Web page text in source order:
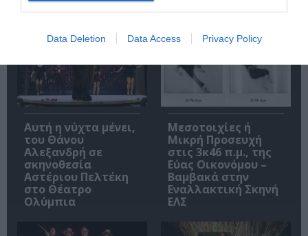
Data Deletion Data Access Privacy Policy
Σχετικά Άρθρα
Αυτή η νύχτα μένει,
του Θάνου
Αλεξανδρή σε
σκηνοθεσία
Αστέριου Πελτέκη
στο Θέατρο
Ολύμπια
Μεσοτοιχίες ή
Μικρή Προσευχή
στις 3κ46 π.μ., της
Εύας Οικονόμου –
Βαμβακά στην
Εναλλακτική Σκηνή
ΕΛΣ